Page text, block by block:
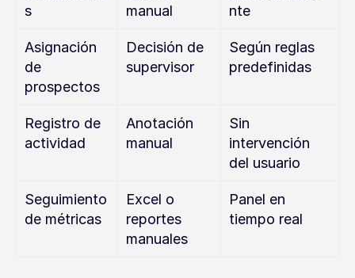
s
manual
nte
Asignación
de
prospectos
Decisión de
supervisor
Según reglas
predefinidas
Registro de
actividad
Anotación
manual
Sin
intervención
del usuario
Seguimiento
de métricas
Excel o
reportes
manuales
Panel en
tiempo real